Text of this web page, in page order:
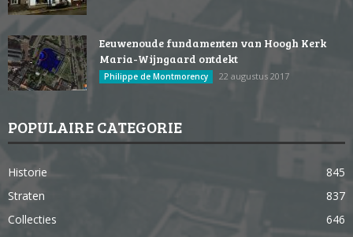
Eeuwenoude fundamenten van Hoogh Kerk
Maria-Wijngaard ontdekt
Philippe de Montmorency 22 augustus 2017
POPULAIRE CATEGORIE
Historie
845
Straten
837
Collecties
646